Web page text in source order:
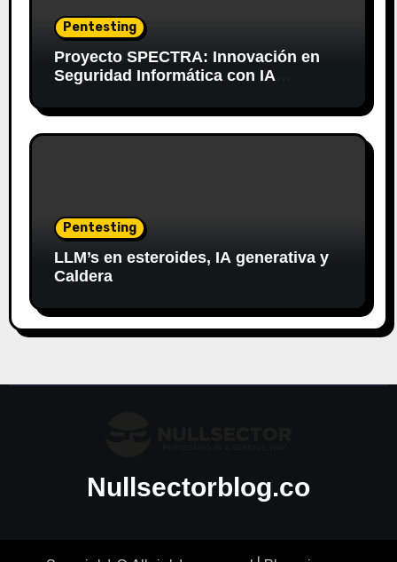
Pentesting
Proyecto SPECTRA: Innovación en
Seguridad Informática con IA
Pentesting
LLM’s en esteroides, IA generativa y
Caldera
Nullsectorblog.co